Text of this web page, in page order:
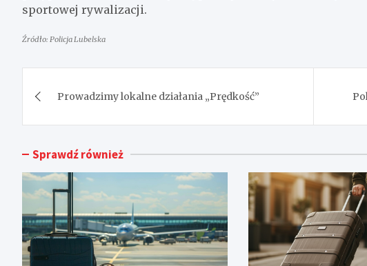
sportowej rywalizacji.
Źródło: Policja Lubelska
wpisu
Prowadzimy lokalne działania „Prędkość”
Sprawdź również